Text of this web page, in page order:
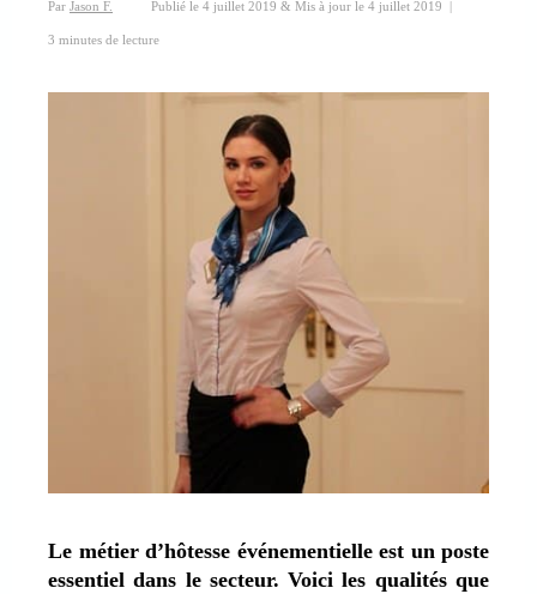
Par Jason F. Publié le 4 juillet 2019 & Mis à jour le 4 juillet 2019 |
3 minutes de lecture
Le métier d’hôtesse événementielle est un poste
essentiel dans le secteur. Voici les qualités que